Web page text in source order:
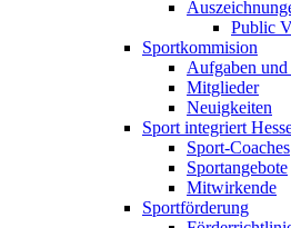
Public
Sportkommision
Aufgaben
Mitglieder
Neuigkeiten
Sport integriert
Sport-Coaches
Sportangebote
Mitwirkende
Sportförderung